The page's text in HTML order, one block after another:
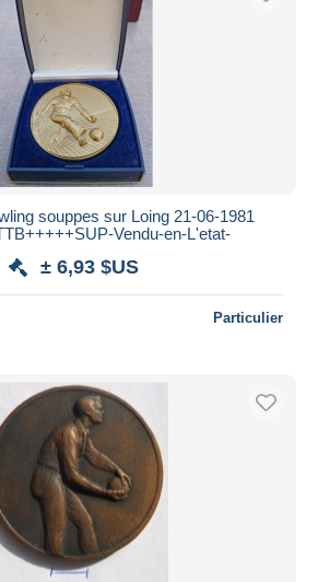
souppes sur Loing 21-06-1981
Vendu-en-L'etat-
± 6,93 $US
Particulier